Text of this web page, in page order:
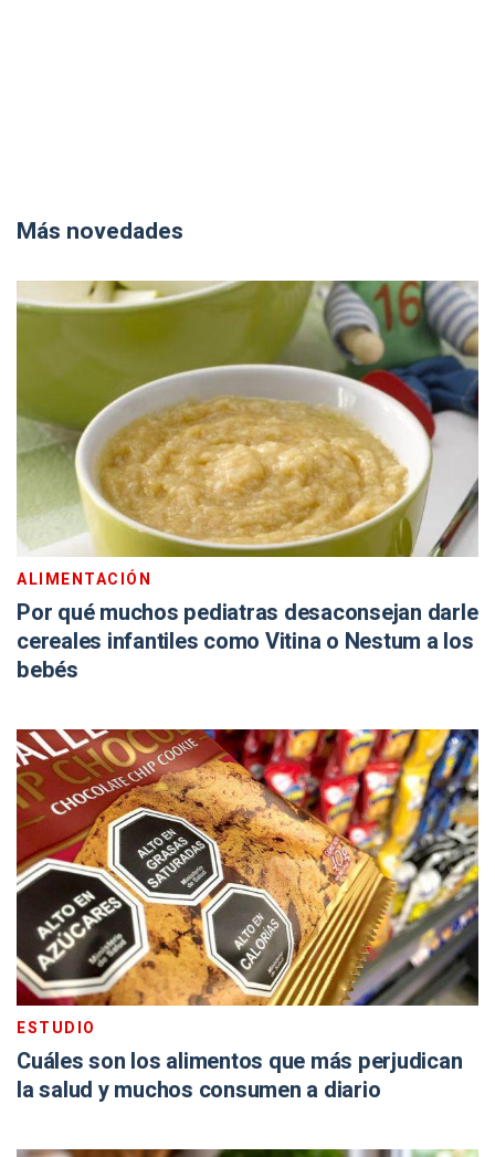
Más novedades
ALIMENTACIÓN
Por qué muchos pediatras desaconsejan darle
cereales infantiles como Vitina o Nestum a los
bebés
ESTUDIO
Cuáles son los alimentos que más perjudican
la salud y muchos consumen a diario